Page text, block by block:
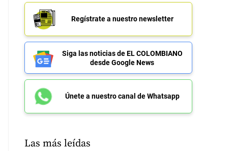
Regístrate a nuestro newsletter
Siga las noticias de EL COLOMBIANO
desde Google News
Únete a nuestro canal de Whatsapp
Las más leídas